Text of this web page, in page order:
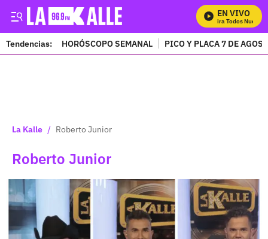
EN VIVO
Mira Todos
Tendencias: HORÓSCOPO SEMANAL PICO Y PLACA 7 DE
La Kalle / Roberto Junior
Roberto Junior